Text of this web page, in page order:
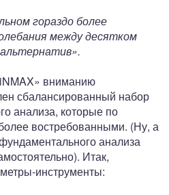
гораздо более
между десятком
вниманию
сбалансированный набор
анализа, которые по
востребованными. (Ну, а
анализа
Итак,
инструменты: